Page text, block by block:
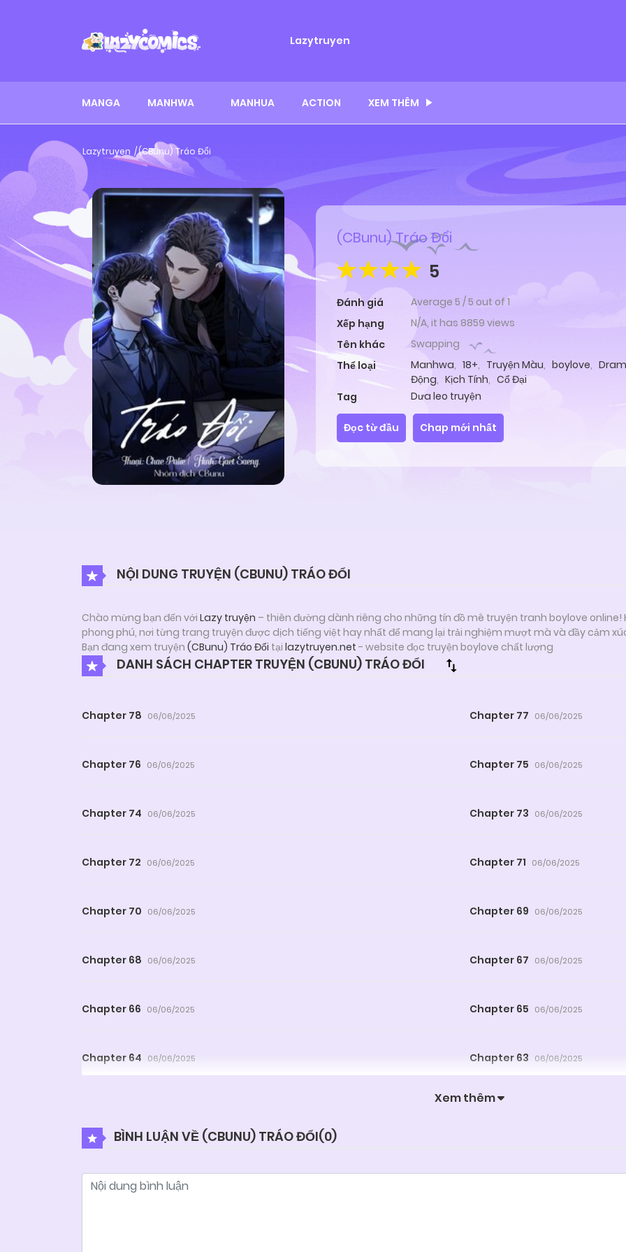
Lazytruyen
MANGA MANHWA MANHUA ACTION XEM THÊM
Lazytruyen (CBunu) Tráo Đổi
(CBunu) Tráo Đổi
5
Đánh giá Average 5 /5 out of 1
Xếp hạng
N/A, it has 8859 views
Tên khác
Swapping
Thể loại
Manhwa, 18+, Truyện Màu, boylove,
Động, Kịch Tính, Cổ Đại
Tag
Dưa leo truyện
Đọc từ đầu Chap mới nhất
NỘI DUNG TRUYỆN (CBUNU) TRÁO ĐỔI
Chào mừng bạn đến với Lazy truyện – thiên đường dành riêng cho những tín đồ mê truyện tranh boylove
phong phú, nơi từng trang truyện được dịch tiếng việt hay nhất để mang lại trải nghiệm mượt mà và đầy cảm
Bạn đang xem truyện (CBunu) Tráo Đổi tại lazytruyen.net - website đọc truyện boylove chất lượng
DANH SÁCH CHAPTER TRUYỆN (CBUNU) TRÁO ĐỔI
Chapter 78 06/06/2025 Chapter 77 06/06/2025
Chapter 76 06/06/2025 Chapter 75 06/06/2025
Chapter 74 06/06/2025 Chapter 73 06/06/2025
Chapter 72 06/06/2025 Chapter 71 06/06/2025
Chapter 70 06/06/2025 Chapter 69 06/06/2025
Chapter 68 06/06/2025 Chapter 67 06/06/2025
Chapter 66 06/06/2025 Chapter 65 06/06/2025
Chapter 64 06/06/2025 Chapter 63 06/06/2025
Xem thêm
BÌNH LUẬN VỀ (CBUNU) TRÁO ĐỔI(0)